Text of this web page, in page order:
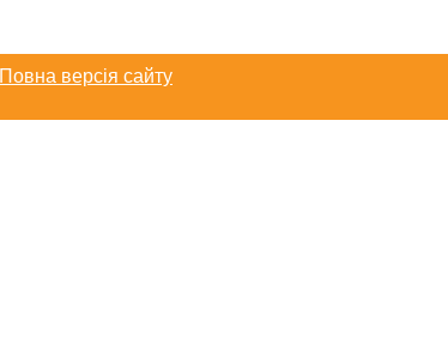
Повна версія сайту